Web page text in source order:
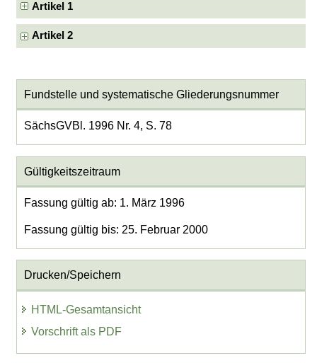
Artikel 1
Artikel 2
Fundstelle und systematische Gliederungsnummer
SächsGVBl. 1996 Nr. 4, S. 78
Gültigkeitszeitraum
Fassung gültig ab: 1. März 1996
Fassung gültig bis: 25. Februar 2000
Drucken/Speichern
HTML-Gesamtansicht
Vorschrift als PDF